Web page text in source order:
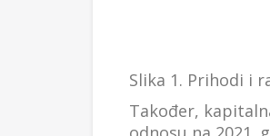
Slika 1. Prihodi i
Također,